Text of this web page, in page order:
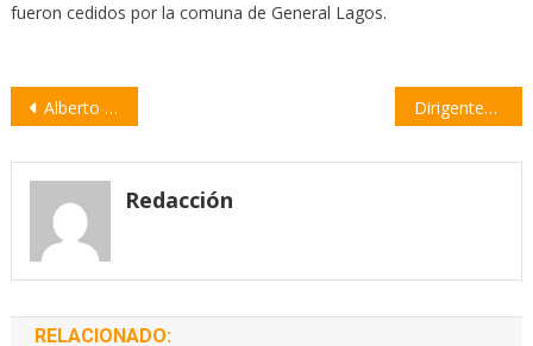
fueron cedidos por la comuna de General Lagos.
Navegación
entradas
Alberto Fernández: «En estos años hemos construido 104 mil viviendas» Dirigentes socialistas de la provincia de Santa Fe se reunieron con Rodríguez Zapatero
Redacción
RELACIONADO: